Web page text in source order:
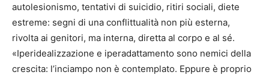
autolesionismo, tentativi di suicidio, ritiri sociali, diete
estreme: segni di una conflittualità non più esterna,
rivolta ai genitori, ma interna, diretta al corpo e al sé.
«Iperidealizzazione e iperadattamento sono nemici della
crescita: l’inciampo non è contemplato. Eppure è proprio